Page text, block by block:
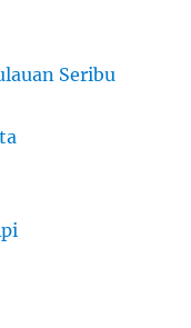
Seribu